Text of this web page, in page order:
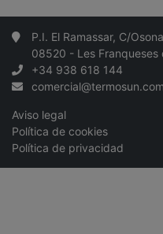
P.I. El Ramassar, C/
08520 - Les Franqueses
+34 938 618 144
comercial@termosun.com
Aviso legal
Política de cookies
Política de privacidad